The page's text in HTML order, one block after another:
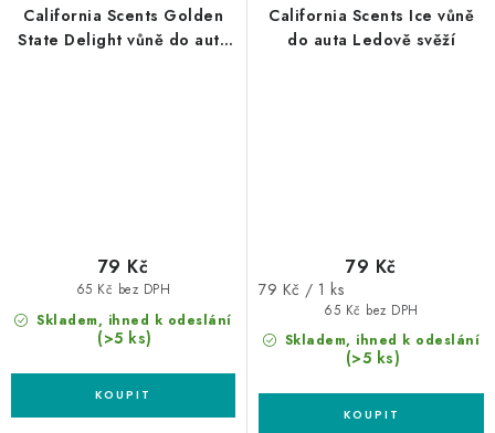
California Scents Golden
State Delight vůně do auta
Skladem, ihned k odeslání
(>5 ks)
65 Kč bez DPH
79 Kč
California Scents Ice vůně
do auta Ledově svěží
Skladem, ihned k odeslání
(>5 ks)
65 Kč bez DPH
79 Kč
Měrná
79 Kč / 1 ks